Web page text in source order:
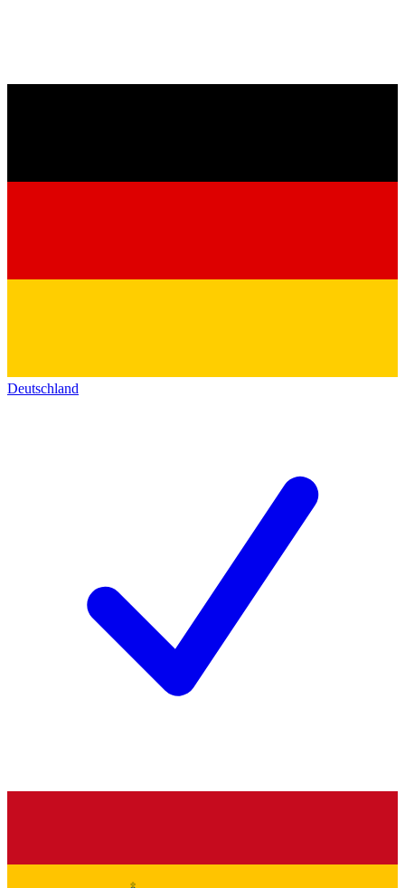
Deutschland